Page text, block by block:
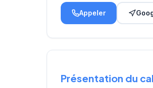
Appeler
Présentation du